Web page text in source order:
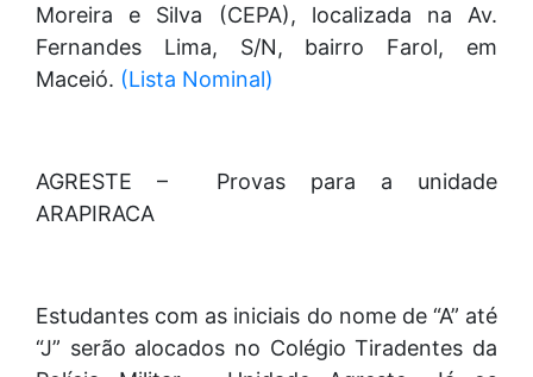
Moreira e Silva (CEPA), localizada na Av.
Fernandes Lima, S/N, bairro Farol, em
Maceió. (Lista Nominal)
AGRESTE – Provas para a unidade
ARAPIRACA
Estudantes com as iniciais do nome de “A” até
“J” serão alocados no Colégio Tiradentes da